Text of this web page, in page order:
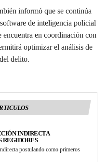
informó que se continúa
de inteligencia policial
en coordinación con
optimizar el análisis de
delito.
INDIRECTA
REGIDORES
postulando como primeros